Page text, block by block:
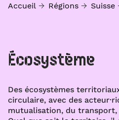
Accueil Régions Suisse
Écosystème
Des écosystèmes
circulaire, avec des
mutualisation, du